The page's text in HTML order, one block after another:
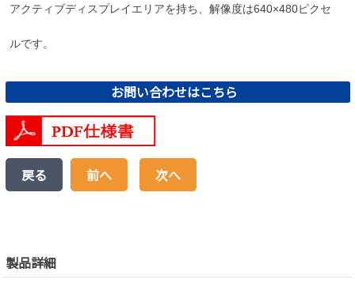
アクティブディスプレイエリアを持ち、解像度は640×480ピクセ
ルです。
お問い合わせはこちら
戻る 前へ 次へ
製品詳細